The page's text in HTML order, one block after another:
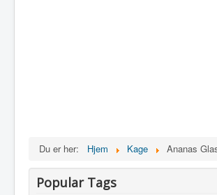
Du er her: Hjem Kage Ananas
Popular Tags